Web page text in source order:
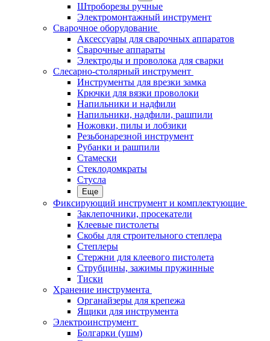
Штроборезы ручные
Электромонтажный инструмент
Сварочное оборудование
Аксессуары для сварочных аппаратов
Сварочные аппараты
Электроды и проволока для сварки
Слесарно-столярный инструмент
Инструменты для врезки замка
Крючки для вязки проволоки
Напильники и надфили
Напильники, надфили, рашпили
Ножовки, пилы и лобзики
Резьбонарезной инструмент
Рубанки и рашпили
Стамески
Стеклодомкраты
Стусла
Еще
Фиксирующий инструмент и комплектующие
Заклепочники, просекатели
Клеевые пистолеты
Скобы для строительного степлера
Степлеры
Стержни для клеевого пистолета
Струбцины, зажимы пружинные
Тиски
Хранение инструмента
Органайзеры для крепежа
Ящики для инструмента
Электроинструмент
Болгарки (ушм)